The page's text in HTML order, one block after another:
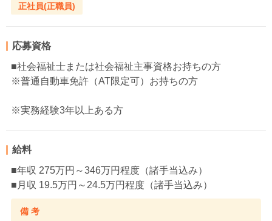
正社員(正職員)
応募資格
■社会福祉士または社会福祉主事資格お持ちの方
※普通自動車免許（AT限定可）お持ちの方
※実務経験3年以上ある方
給料
■年収 275万円～346万円程度（諸手当込み）
■月収 19.5万円～24.5万円程度（諸手当込み）
備 考